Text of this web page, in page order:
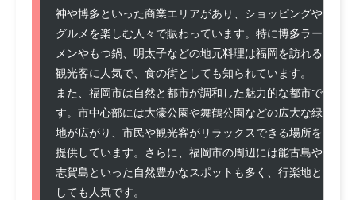
神や博多といった商業エリアがあり、ショッピングや
グルメを楽しむ人々で賑わっています。特に博多ラー
メンやもつ鍋、明太子などの地元料理は福岡を訪れる
観光客に人気で、食の街としても知られています。
また、福岡市は自然と都市が調和した魅力的な都市で
す。市中心部には大濠公園や舞鶴公園などの広大な緑
地が広がり、市民や観光客がリラックスできる場所を
提供しています。さらに、福岡市の周辺には能古島や
志賀島といった自然豊かなスポットも多く、行楽地と
しても人気です。